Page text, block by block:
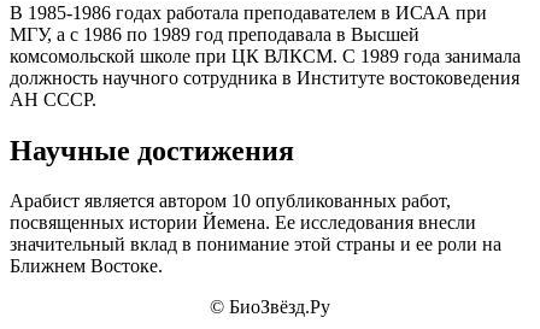
В 1985-1986 годах работала преподавателем в ИСАА при
МГУ, а с 1986 по 1989 год преподавала в Высшей
комсомольской школе при ЦК ВЛКСМ. С 1989 года занимала
должность научного сотрудника в Институте востоковедения
АН СССР.
Научные достижения
Арабист является автором 10 опубликованных работ,
посвященных истории Йемена. Ее исследования внесли
значительный вклад в понимание этой страны и ее роли на
Ближнем Востоке.
© БиоЗвёзд.Ру